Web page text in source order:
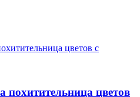
похитительница цветов